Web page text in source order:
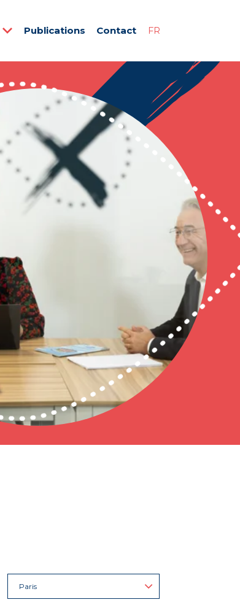
Publications Contact FR
Paris